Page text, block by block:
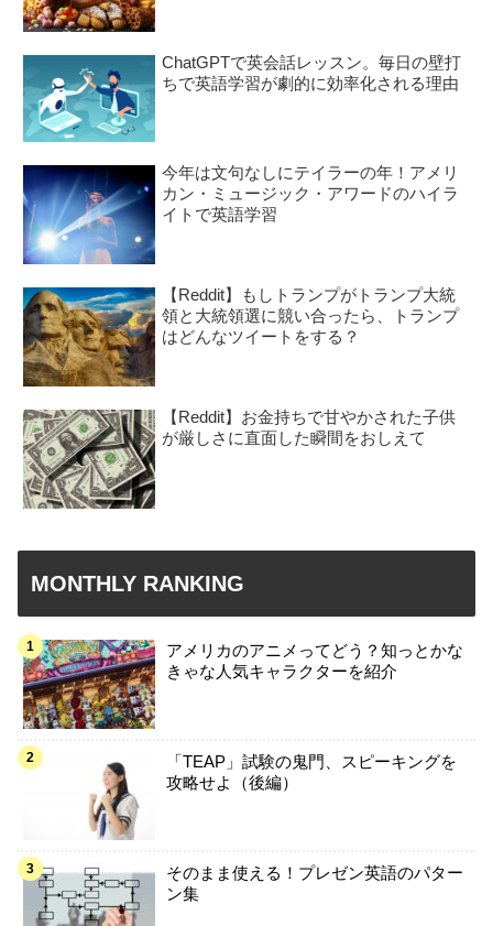
ChatGPTで英会話レッスン。毎日の壁打
ちで英語学習が劇的に効率化される理由
今年は文句なしにテイラーの年！アメリ
カン・ミュージック・アワードのハイラ
イトで英語学習
【Reddit】もしトランプがトランプ大統
領と大統領選に競い合ったら、トランプ
はどんなツイートをする？
【Reddit】お金持ちで甘やかされた子供
が厳しさに直面した瞬間をおしえて
MONTHLY RANKING
アメリカのアニメってどう？知っとかな
きゃな人気キャラクターを紹介
「TEAP」試験の鬼門、スピーキングを
攻略せよ（後編）
そのまま使える！プレゼン英語のパター
ン集